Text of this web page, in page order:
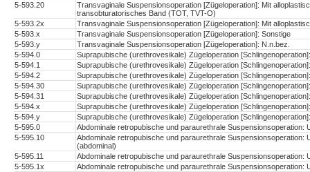
5-593.20
Transvaginale Suspensionsoperation [Zügeloperation]: Mit
transobturatorisches Band (TOT, TVT-O)
5-593.2x
Transvaginale Suspensionsoperation [Zügeloperation]: Mit
5-593.x
Transvaginale Suspensionsoperation [Zügeloperation]: Sonstige
5-593.y
Transvaginale Suspensionsoperation [Zügeloperation]: N.n.bez.
5-594.0
Suprapubische (urethrovesikale) Zügeloperation
5-594.1
Suprapubische (urethrovesikale) Zügeloperation
5-594.2
Suprapubische (urethrovesikale) Zügeloperation
5-594.30
Suprapubische (urethrovesikale) Zügeloperation
5-594.31
Suprapubische (urethrovesikale) Zügeloperation
5-594.x
Suprapubische (urethrovesikale) Zügeloperation
5-594.y
Suprapubische (urethrovesikale) Zügeloperation
5-595.0
Abdominale retropubische und paraurethrale
5-595.10
Abdominale retropubische und paraurethrale
(abdominal)
5-595.11
Abdominale retropubische und paraurethrale
5-595.1x
Abdominale retropubische und paraurethrale